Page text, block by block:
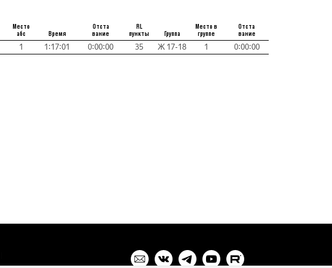
Место
абс
Время
Отста
вание
RL
пункты
Группа
Место в
группе
Отста
вание
1 1:17:01 0:00:00 35 Ж 17-18 1 0:00:00